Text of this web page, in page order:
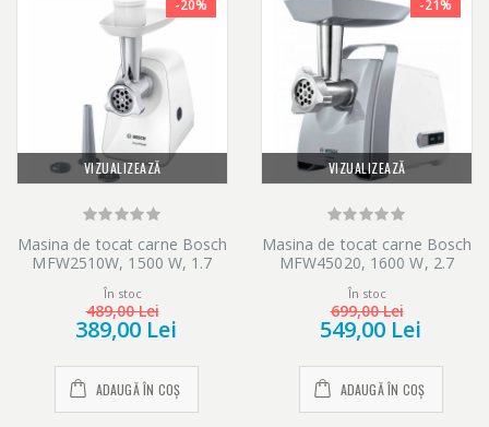
VIZUALIZEAZĂ
-20%
Masina de tocat carne Bosch
MFW2510W, 1500 W, 1.7
În stoc
489,00 Lei
389,00 Lei
ADAUGĂ ÎN COȘ
VIZUALIZEAZĂ
-21%
Masina de tocat carne Bosch
MFW45020, 1600 W, 2.7
În stoc
699,00 Lei
549,00 Lei
ADAUGĂ ÎN COȘ